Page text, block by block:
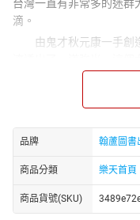
台灣一直有非常多的迷群
滴。
由鬼才秋元康一手創造
滿希望力量的青春歌曲
塑造的新模式，並且用
國家成立姐妹團體，進而
這個團體，結合「個人
得AKB48模式成為一種
個人加油」的心境，不
擬戀愛對象、或許投射
撞卻持續努力的女孩子
品牌 翰蘆圖書
商品分類 樂天首頁
商品貨號(SKU)